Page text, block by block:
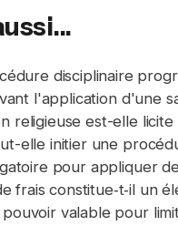
disciplinaire
l'application d'une
religieuse est-elle
elle initier une
pour appliquer
frais constitue‑t‑il un
pouvoir valable pour